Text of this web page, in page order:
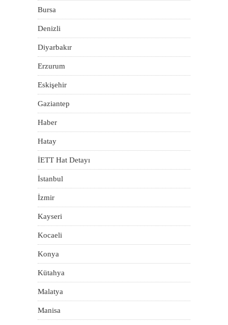
Bursa
Denizli
Diyarbakır
Erzurum
Eskişehir
Gaziantep
Haber
Hatay
İETT Hat Detayı
İstanbul
İzmir
Kayseri
Kocaeli
Konya
Kütahya
Malatya
Manisa